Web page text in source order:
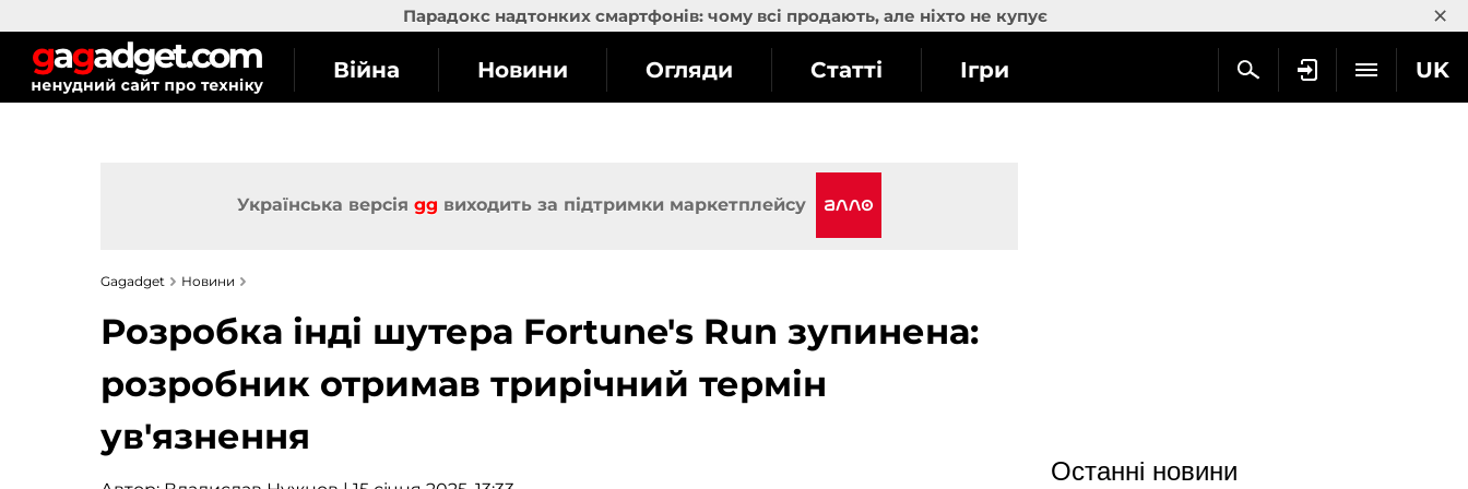
Парадокс надтонких смартфонів: чому всі продають, але ніхто не купує ×
UK
Війна Новини Огляди Статті Ігри
Українська версія gg виходить за підтримки маркетплейсу
Gagadget Новини
Розробка інді шутера Fortune's Run зупинена:
розробник отримав трирічний термін
ув'язнення
Останні новини